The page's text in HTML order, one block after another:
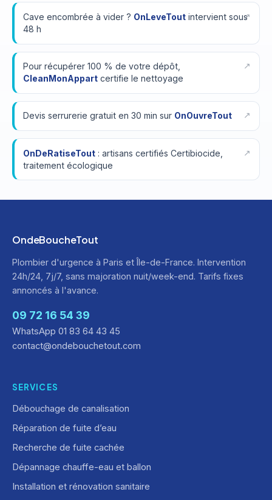
Cave encombrée à vider ? OnLeveToutintervient sous
48 h
Pour récupérer 100 % de votre dépôt,
CleanMonAppartcertifie le nettoyage
Devis serrurerie gratuit en 30 min sur OnOuvreTout
OnDeRatiseTout: artisans certifiés Certibiocide,
traitement écologique
OndeBoucheTout
Plombier d'urgence à Paris et Île-de-France. Intervention
24h/24, 7j/7, sans majoration nuit/week-end. Tarifs fixes
annoncés à l'avance.
09 72 16 54 39
WhatsApp 01 83 64 43 45
contact@ondebouchetout.com
SERVICES
Débouchage de canalisation
Réparation de fuite d’eau
Recherche de fuite cachée
Dépannage chauffe-eau et ballon
Installation et rénovation sanitaire